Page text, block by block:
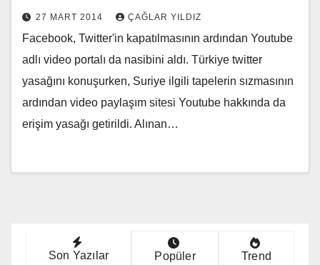
27 MART 2014 ÇAĞLAR YILDIZ
Facebook, Twitter'in kapatılmasının ardından Youtube
adlı video portalı da nasibini aldı. Türkiye twitter
yasağını konuşurken, Suriye ilgili tapelerin sızmasının
ardından video paylaşım sitesi Youtube hakkında da
erişim yasağı getirildi. Alınan…
Son Yazılar Popüler Trend